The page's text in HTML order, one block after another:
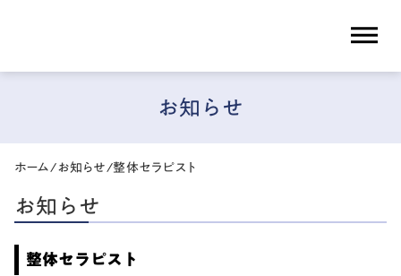
お知らせ
ホーム/お知らせ/整体セラピスト
お知らせ
整体セラピスト
dehaze